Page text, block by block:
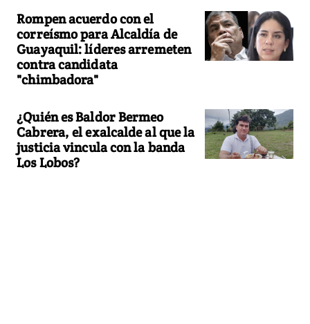
Rompen acuerdo con el
correísmo para Alcaldía de
Guayaquil: líderes arremeten
contra candidata
"chimbadora"
¿Quién es Baldor Bermeo
Cabrera, el exalcalde al que la
justicia vincula con la banda
Los Lobos?